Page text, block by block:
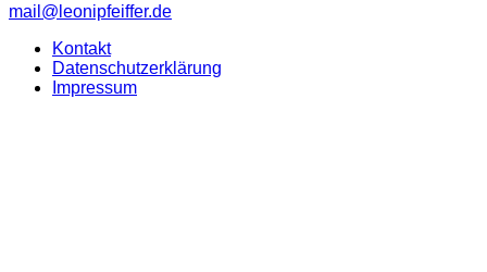
mail@leonipfeiffer.de
Kontakt
Datenschutzerklärung
Impressum